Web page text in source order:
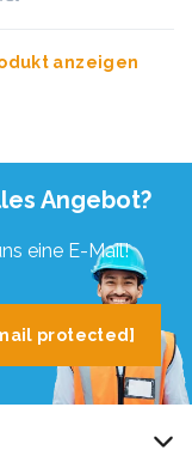
anzeigen
Angebot?
eine E-Mail!
protected]